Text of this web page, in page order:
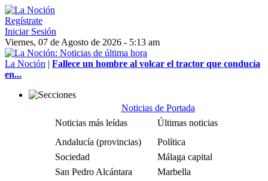
Regístrate
Iniciar Sesión
Viernes, 07 de Agosto de 2026 - 5:13 am
La Noción | Fallece un hombre al volcar el tractor que conducía
en...
Noticias de Portada
Noticias más leídas
Últimas noticias
Andalucía (provincias)
Política
Sociedad
Málaga capital
San Pedro Alcántara
Marbella